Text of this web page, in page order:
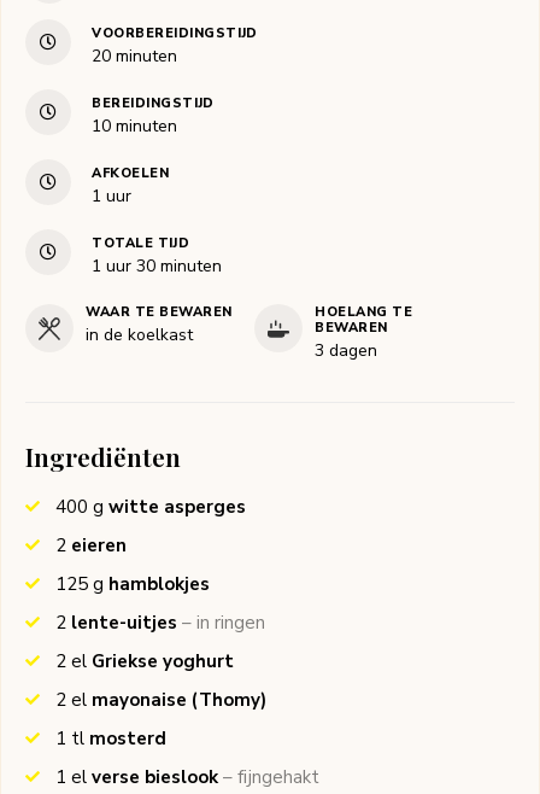
VOORBEREIDINGSTIJD
20minuten
minuten
BEREIDINGSTIJD
10minuten
minuten
AFKOELEN
1 uur
uur
TOTALE TIJD
1 uur
uur 30minuten
minuten
WAAR TE BEWAREN
in de koelkast
HOELANG TE
BEWAREN
3 dagen
Ingrediënten
400 g witte asperges
2 eieren
125 g hamblokjes
2 lente-uitjes – in ringen
2 el Griekse yoghurt
2 el mayonaise (Thomy)
1 tl mosterd
1 el verse bieslook – fijngehakt